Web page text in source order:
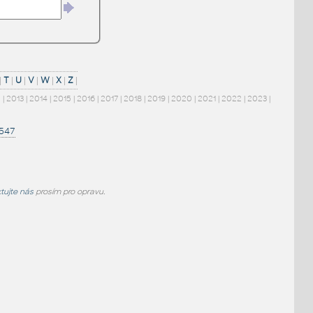
T | U |V |W |X |Z |
| 2013| 2014| 2015 | 2016| 2017| 2018| 2019| 2020 | 2021| 2022 | 2023|
násprosím pro opravu.